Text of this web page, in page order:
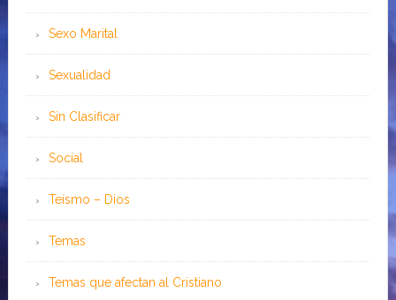
Sexo Marital
Sexualidad
Sin Clasificar
Social
Teísmo – Dios
Temas
Temas que afectan al Cristiano